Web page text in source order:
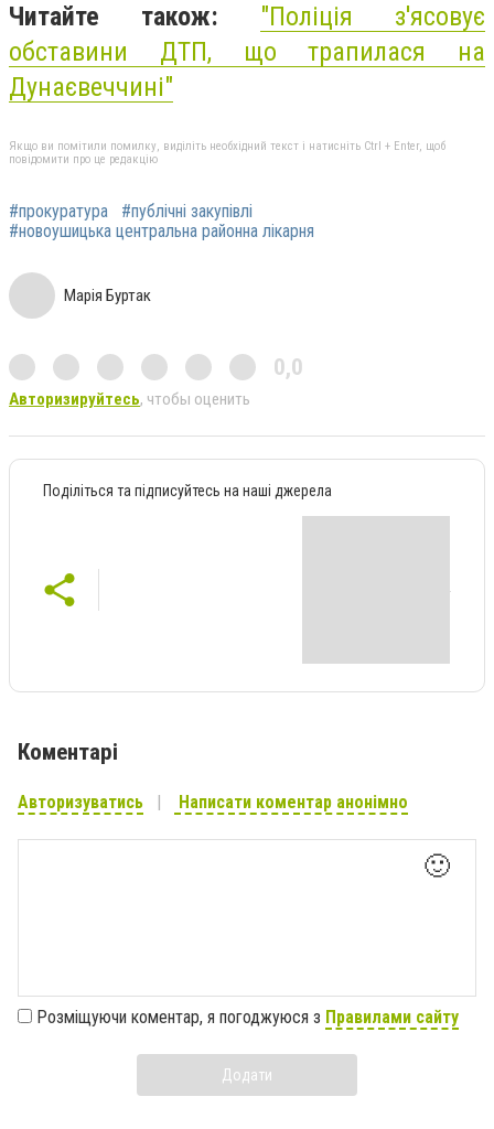
Читайте також: "Поліція з'ясовує
обставини ДТП, що трапилася на
Дунаєвеччині"
Якщо ви помітили помилку, виділіть необхідний текст і натисніть Ctrl + Enter, щоб
повідомити про це редакцію
#прокуратура
#публічні закупівлі
#новоушицька центральна районна лікарня
Марія Буртак
0,0
Авторизируйтесь, чтобы оценить
Поділіться та підписуйтесь на наші джерела
Коментарі
Авторизуватись Написати коментар анонімно
🙂
Розміщуючи коментар, я погоджуюся з Правилами сайту
Додати